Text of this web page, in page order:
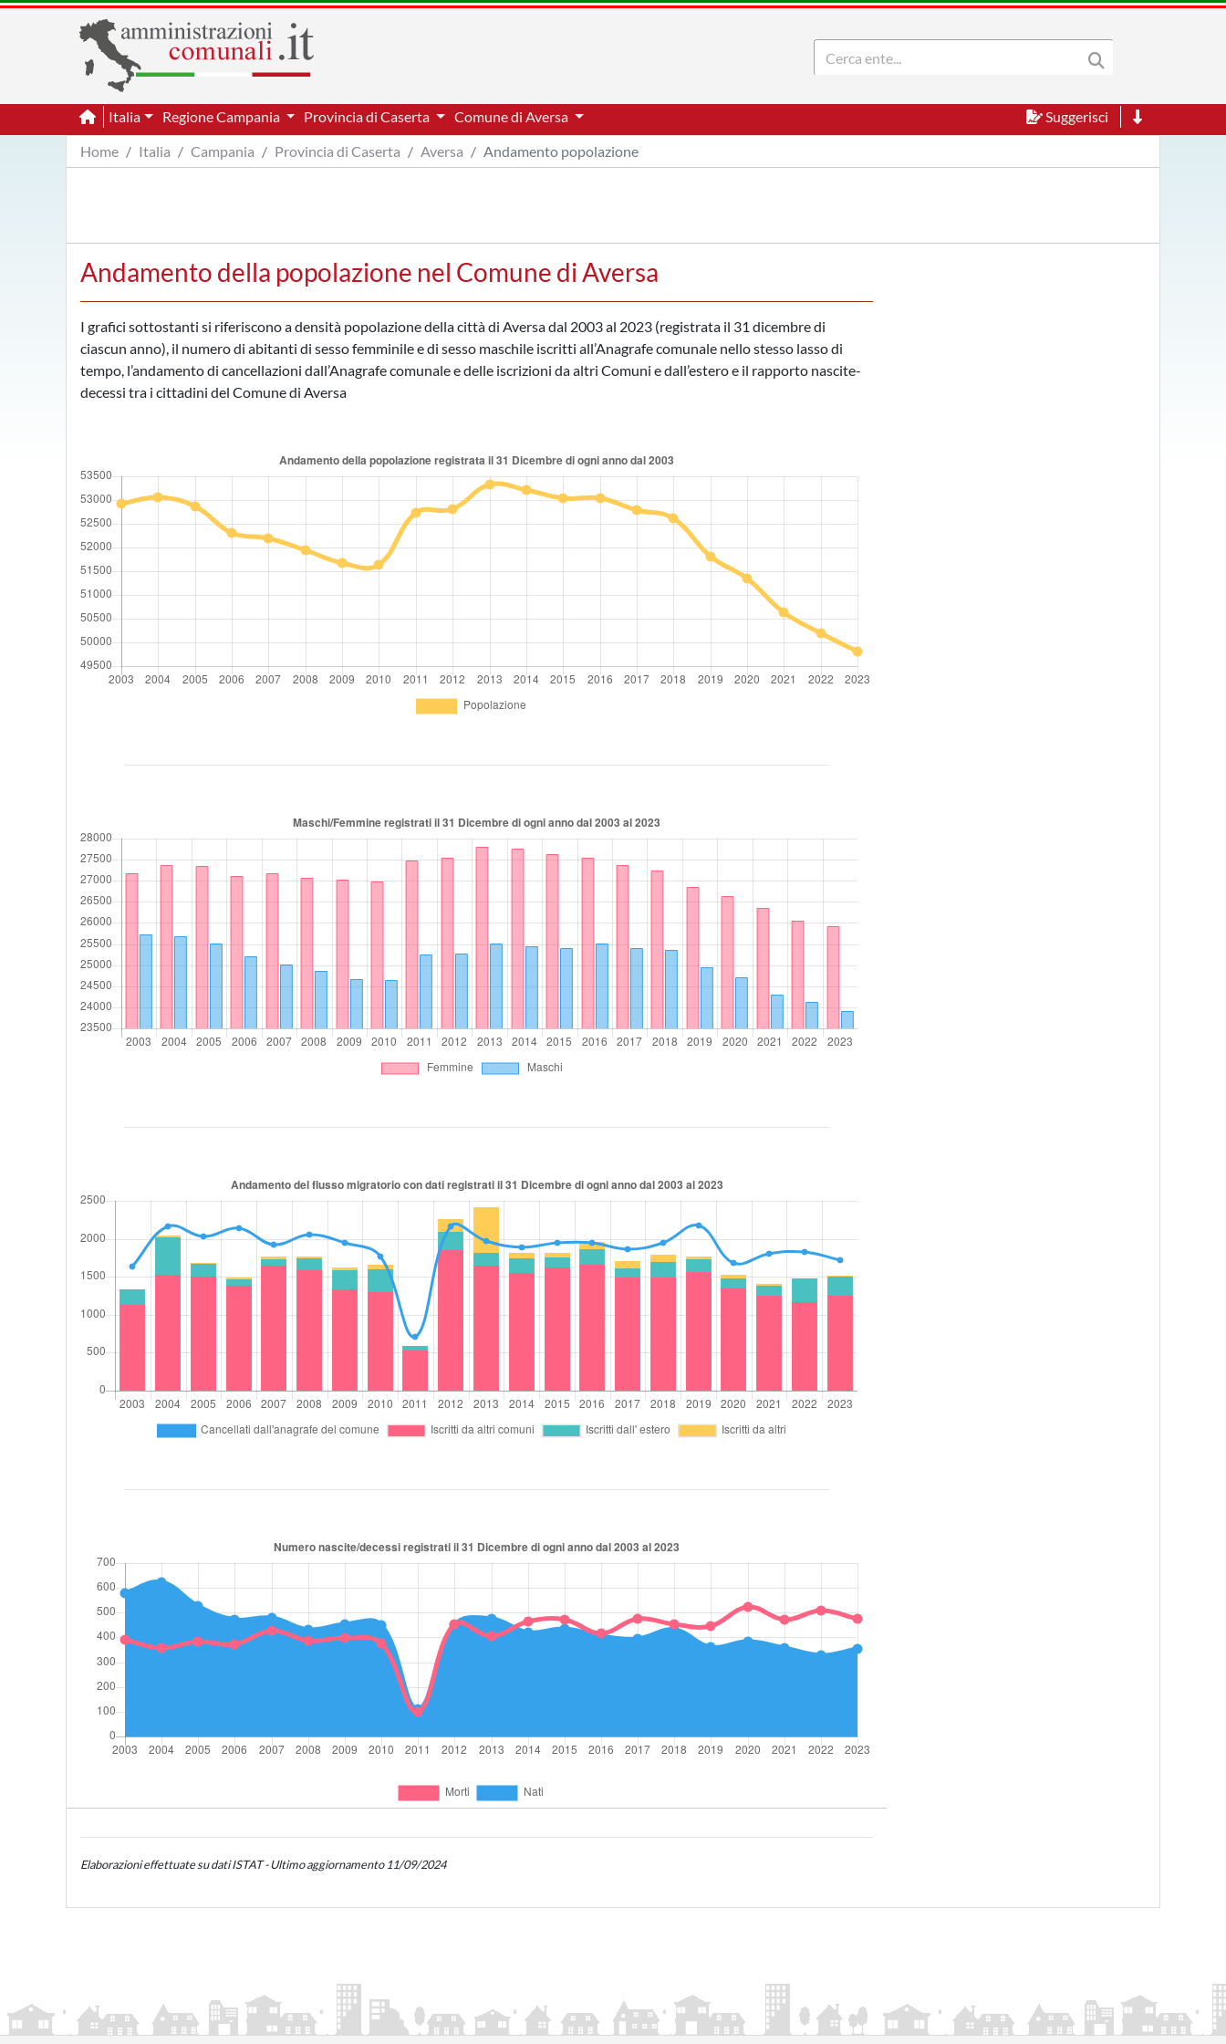
Italia Regione Campania Provincia di Caserta Comune di Aversa
Suggerisci
Home
Italia Campania Provincia di Caserta Aversa Andamento popolazione
Andamento della popolazione nel Comune di Aversa
I grafici sottostanti si riferiscono a densità popolazione della città di Aversa dal 2003 al 2023 (registrata il 31 dicembre di
ciascun anno), il numero di abitanti di sesso femminile e di sesso maschile iscritti all’Anagrafe comunale nello stesso lasso di
tempo, l’andamento di cancellazioni dall’Anagrafe comunale e delle iscrizioni da altri Comuni e dall’estero e il rapporto nascite-
decessi tra i cittadini del Comune di Aversa
Elaborazioni effettuate su dati ISTAT - Ultimo aggiornamento 11/09/2024